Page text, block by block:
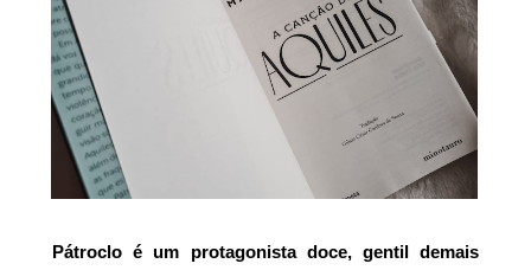
Pátroclo é um protagonista doce, gentil demais